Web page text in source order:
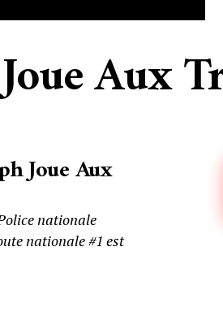
Aux
Joue Aux
nationale
nationale #1 est